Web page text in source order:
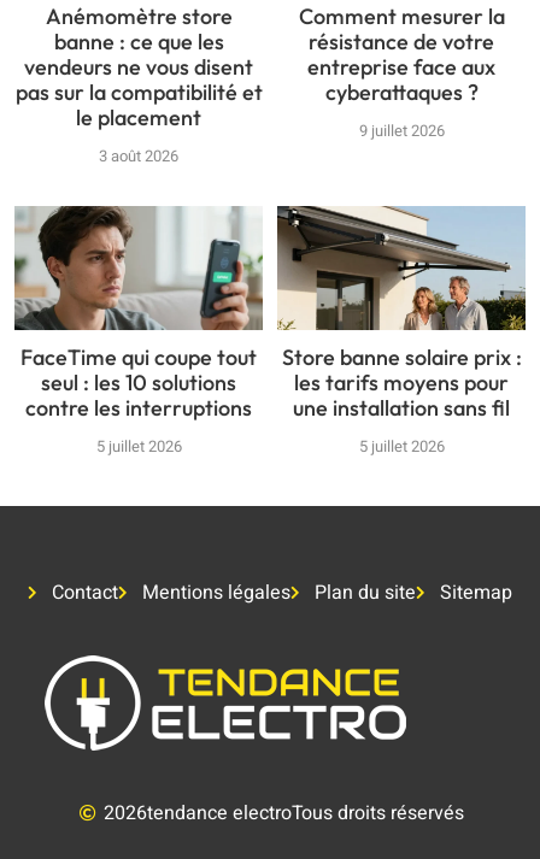
Anémomètre store
banne : ce que les
vendeurs ne vous disent
pas sur la compatibilité et
le placement
3 août 2026
Comment mesurer la
résistance de votre
entreprise face aux
cyberattaques ?
9 juillet 2026
FaceTime qui coupe tout
seul : les 10 solutions
contre les interruptions
5 juillet 2026
Store banne solaire prix :
les tarifs moyens pour
une installation sans fil
5 juillet 2026
Contact Mentions légales Plan du site Sitemap
2026tendance electroTous droits réservés